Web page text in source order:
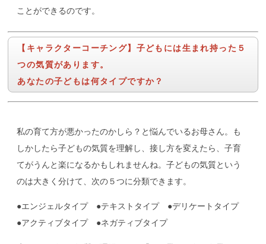
ことができるのです。
【キャラクターコーチング】子どもには生まれ持った５
つの気質があります。
あなたの子どもは何タイプですか？
私の育て方が悪かったのかしら？と悩んでいるお母さん。も
しかしたら子どもの気質を理解し、接し方を変えたら、子育
てがうんと楽になるかもしれませんね。子どもの気質という
のは大きく分けて、次の５つに分類できます。
●エンジェルタイプ ●テキストタイプ ●デリケートタイプ
●アクティブタイプ ●ネガティブタイプ